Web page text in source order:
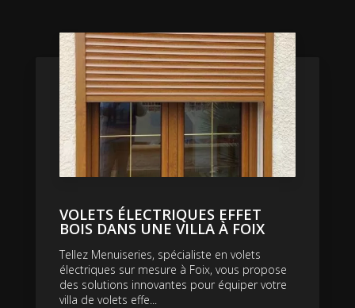
VOLETS ÉLECTRIQUES EFFET
BOIS DANS UNE VILLA À FOIX
Tellez Menuiseries, spécialiste en volets
électriques sur mesure à Foix, vous propose
des solutions innovantes pour équiper votre
villa de volets effe...